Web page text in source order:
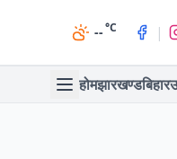
--°C |
होमझारखण्डबिहार